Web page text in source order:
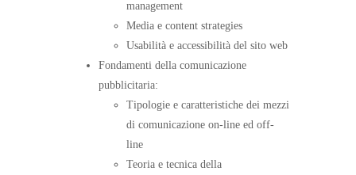
management
Media e content strategies
Usabilità e accessibilità del sito web
Fondamenti della comunicazione
pubblicitaria:
Tipologie e caratteristiche dei mezzi
di comunicazione on-line ed off-
line
Teoria e tecnica della